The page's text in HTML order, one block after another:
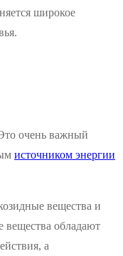
широкое
очень важный
источником энергии
вещества и
обладают
а